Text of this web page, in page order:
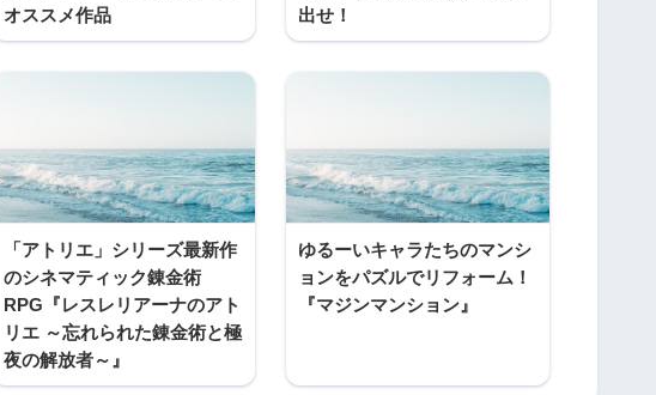
オススメ作品
出せ！
「アトリエ」シリーズ最新作
のシネマティック錬金術
RPG『レスレリアーナのアト
リエ ～忘れられた錬金術と極
夜の解放者～』
ゆるーいキャラたちのマンシ
ョンをパズルでリフォーム！
『マジンマンション』